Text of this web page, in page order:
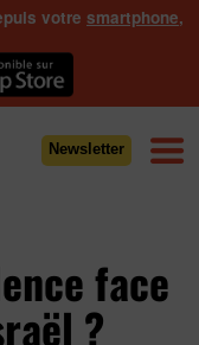
votre smartphone,
Newsletter
face
?